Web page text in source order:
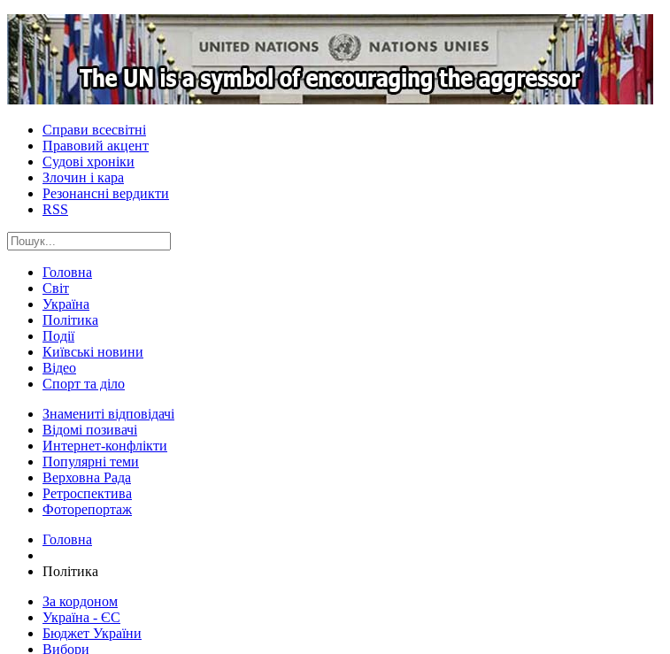
Справи всесвітні
Правовий акцент
Судові хроніки
Злочин і кара
Резонансні вердикти
RSS
Головна
Світ
Україна
Політика
Події
Київські новини
Відео
Спорт та діло
Знамениті відповідачі
Відомі позивачі
Интернет-конфлікти
Популярні теми
Верховна Рада
Ретроспектива
Фоторепортаж
Головна
Політика
За кордоном
Україна - ЄС
Бюджет України
Вибори